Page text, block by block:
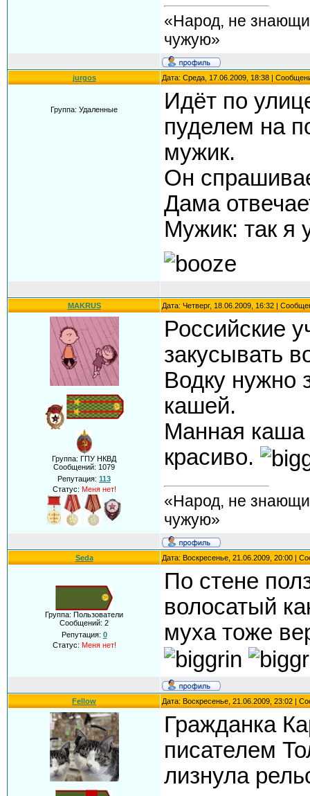
«Народ, не
чужую»
jurgos Дата: Среда, 17.06.2009, 18:38 |
Группа: Удаленные
Идёт по
пуделем на
мужик.
Он
Дама
Мужик: так я
MAKRUS Дата: Четверг, 18.06.2009, 16:32 |
Группа: ГПУ НКВД
Сообщений: 1079
Репутация: 113
Статус: Меня нет!
Российские
закусывать
Водку нужно
кашей.
Манная каша
красиво.
«Народ, не
чужую»
Seda Дата: Воскресенье, 21.06.2009, 20:00 |
Группа: Пользователи
Сообщений: 2
Репутация: 0
Статус: Меня нет!
По стене
волосатый
муха тоже
Fellow Дата: Воскресенье, 21.06.2009, 23:02 |
Гражданка
писателем
лизнула